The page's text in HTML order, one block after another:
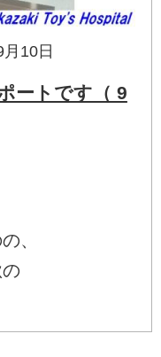
10日
ートです（ 9
、